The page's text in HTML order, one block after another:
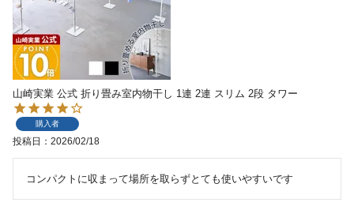
山崎実業 公式 折り畳み室内物干し 1連 2連 スリム 2段 タワー
購入者
投稿日 2026/02/18
コンパクトに収まって場所を取らずとても使いやすいです